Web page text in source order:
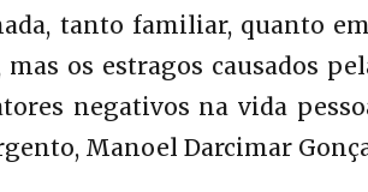
tanto familiar, quanto
os estragos causados
negativos na vida
Manoel Darcimar